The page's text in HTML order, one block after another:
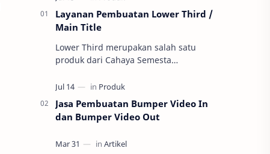
Layanan Pembuatan Lower Third /
Main Title
Lower Third merupakan salah satu
produk dari Cahaya Semesta
Tampilan Grafis yag ditampilkan
diantara area ju…
Jasa Pembuatan Bumper Video In
dan Bumper Video Out